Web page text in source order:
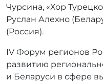
Чурсина, «Хор
Руслан Алехно
(Россия).
IV Форум регионов
развитию
и Беларуси в сфере